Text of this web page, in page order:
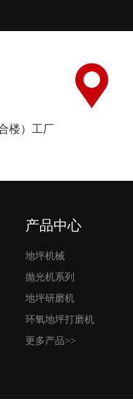
楼）工厂
产品中心
地坪机械
抛光机系列
地坪研磨机
环氧地坪打磨机
更多产品>>